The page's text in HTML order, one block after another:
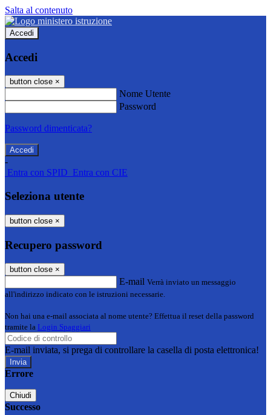
Salta al contenuto
Accedi
Accedi
button close ×
Nome Utente
Password
Password dimenticata?
-
Entra con SPID Entra con CIE
Seleziona utente
button close ×
Recupero password
button close ×
E-mail Verrà inviato un messaggio
all'indirizzo indicato con le istruzioni necessarie.
Non hai una e-mail associata al nome utente? Effettua il reset della password
tramite la Login Spaggiari
E-mail inviata, si prega di controllare la casella di posta elettronica!
Errore
Chiudi
Successo